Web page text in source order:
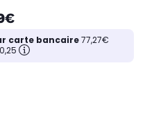
carte bancaire77,27€